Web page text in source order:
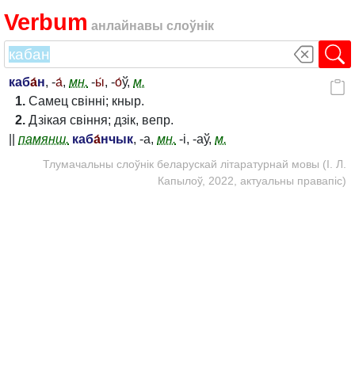
Verbum анлайнавы слоўнік
каба́н, -а́, мн. -ы́, -о́ў, м.
1. Самец свінні; кныр.
2. Дзікая свіння; дзік, вепр.
памянш. каба́нчык, -а, мн. -і, -аў, м.
Тлумачальны слоўнік беларускай літаратурнай мовы (І. Л.
Капылоў, 2022, актуальны правапіс)